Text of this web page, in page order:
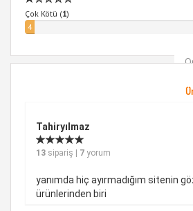
Çok Kötü (1)
4
Tahiryılmaz
13 sipariş | 7 yorum
yanımda hiç ayırmadığım sitenin
ürünlerinden biri